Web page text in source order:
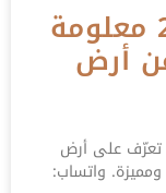
حقائق عن هولندا: 20 معلومة
أرض
تعرّف على أرض
واتساب: